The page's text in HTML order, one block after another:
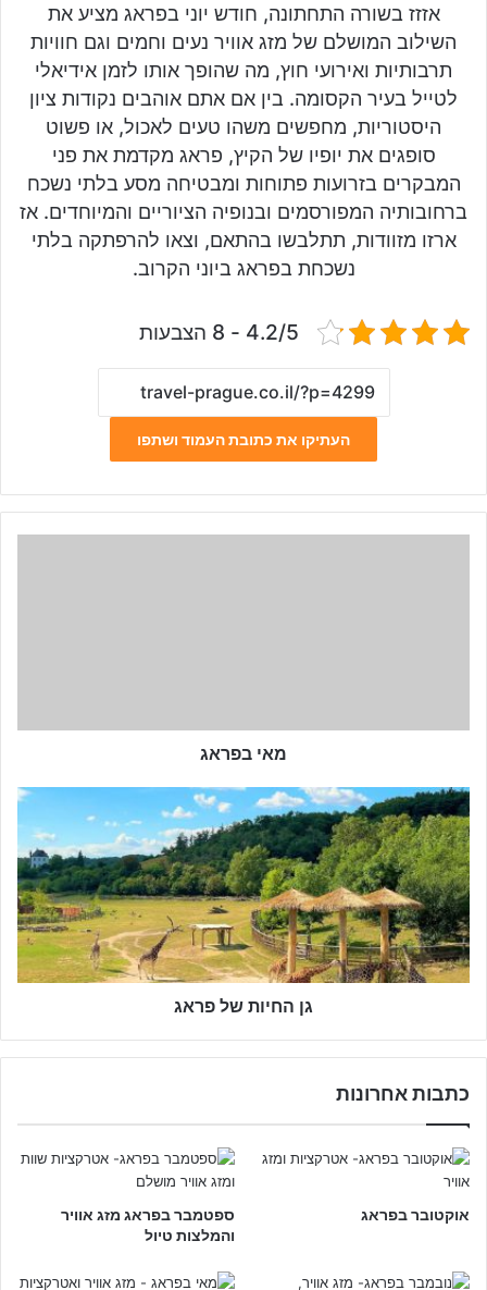
אזזז בשורה התחתונה, חודש יוני בפראג מציע את
השילוב המושלם של מזג אוויר נעים וחמים וגם חוויות
תרבותיות ואירועי חוץ, מה שהופך אותו לזמן אידיאלי
לטייל בעיר הקסומה. בין אם אתם אוהבים נקודות ציון
היסטוריות, מחפשים משהו טעים לאכול, או פשוט
סופגים את יופיו של הקיץ, פראג מקדמת את פני
המבקרים בזרועות פתוחות ומבטיחה מסע בלתי נשכח
ברחובותיה המפורסמים ובנופיה הציוריים והמיוחדים. אז
ארזו מזוודות, תתלבשו בהתאם, וצאו להרפתקה בלתי
נשכחת בפראג ביוני הקרוב.
4.2/5 - 8 הצבעות
העתיקו את כתובת העמוד ושתפו
מאי בפראג
ג
ן
ה
ח
י
ו
ת
ש
ל
גן החיות של פראג
כתבות אחרונות
אוקטובר בפראג
ספטמבר בפראג מזג אוויר
והמלצות טיול